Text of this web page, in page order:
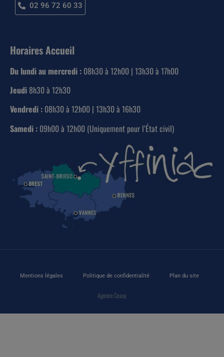
02 96 72 60 33
Horaires Accueil
Du lundi au mercredi : 08h30 à 12h00 | 13h30 à 17h00
Jeudi 8h30 à 12h30
Vendredi : 08h30 à 12h00 | 13h30 à 16h30
Samedi : 09h00 à 12h00 (Uniquement pour l’État civil)
Mentions légales Politique de confidentialité Plan du site
Agence Ceasy